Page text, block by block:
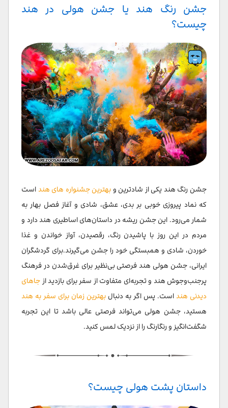
جشن رنگ هند یا جشن هولی در هند
چیست؟
جشن رنگ هند یکی از شادترین وبهترین جشنواره های هند است
که نماد پیروزی خوبی بر بدی، عشق، شادی و آغاز فصل بهار به
شمار می‌رود. این جشن ریشه در داستان‌های اساطیری هند دارد و
مردم در این روز با پاشیدن رنگ، رقصیدن، آواز خواندن و غذا
خوردن، شادی و همبستگی خود را جشن می‌گیرند.برای گردشگران
ایرانی، جشن هولی هند فرصتی بی‌نظیر برای غرق‌شدن در فرهنگ
پرجنب‌وجوش هند و تجربه‌ای متفاوت از سفر برای بازدید از جاهای
دیدنی هند است. پس اگر به دنبال بهترین زمان برای سفر به هند
هستید، جشن هولی می‌تواند فرصتی عالی باشد تا این تجربه
شگفت‌انگیز و رنگارنگ را از نزدیک لمس کنید.
داستان پشت هولی چیست؟